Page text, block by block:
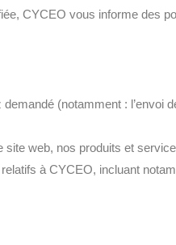
CYCEO vous informe des
(notamment : l’envoi
web, nos produits et
à CYCEO, incluant